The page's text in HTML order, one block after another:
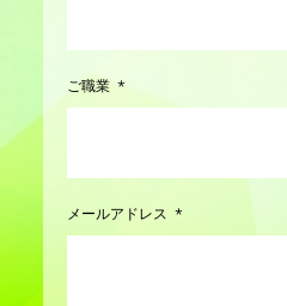
ご職業
メールアドレス